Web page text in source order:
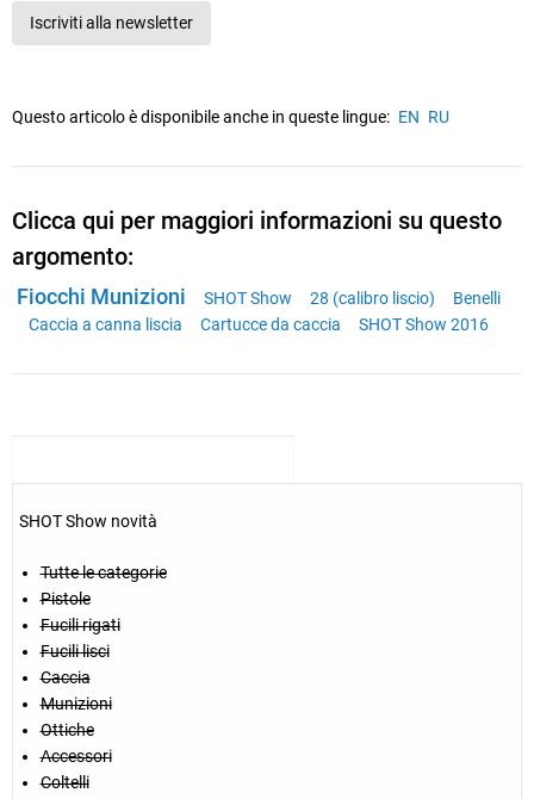
Iscriviti alla newsletter
Questo articolo è disponibile anche in queste lingue: EN RU
Clicca qui per maggiori informazioni su questo
argomento:
Fiocchi Munizioni SHOT Show 28 (calibro liscio)
Benelli
Caccia a canna liscia
Cartucce da caccia SHOT Show 2016
SHOT Show novità
Tutte le categorie
Pistole
Fucili rigati
Fucili lisci
Caccia
Munizioni
Ottiche
Accessori
Coltelli